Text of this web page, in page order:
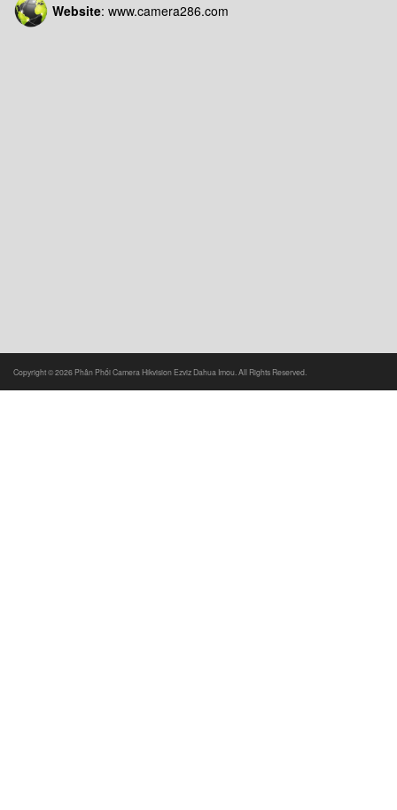
Website: www.camera286.com
Copyright © 2026 Phân Phối Camera Hikvision Ezviz Dahua Imou. All Rights Reserved.